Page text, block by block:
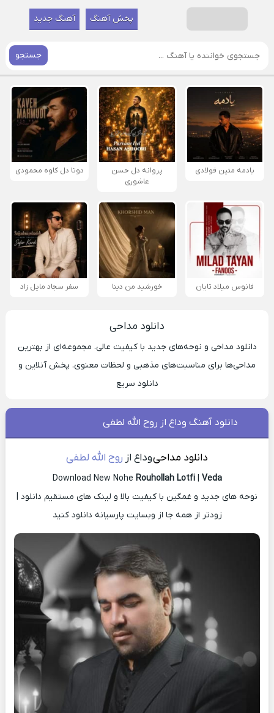
پخش آهنگ آهنگ جدید
جستجو
یادمه متین فولادی
پروانه دل حسن
عاشوری
دوتا دل کاوه محمودی
فانوس میلاد تایان خورشید من دینا سفر سجاد مایل زاد
دانلود مداحی
دانلود مداحی و نوحه‌های جدید با کیفیت عالی. مجموعه‌ای از بهترین
مداحی‌ها برای مناسبت‌های مذهبی و لحظات معنوی. پخش آنلاین و
دانلود سریع
دانلود آهنگ وداع از روح الله لطفی
دانلود مداحیوداع از روح الله لطفی
Download New Nohe Rouhollah Lotfi| Veda
نوحه های جدید و غمگین با کیفیت بالا و لینک های مستقیم دانلود |
زودتر از همه جا از وبسایت پارسیانه دانلود کنید